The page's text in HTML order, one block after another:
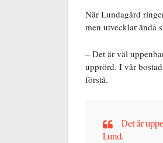
När Lundagård
men utvecklar ändå
– Det är väl
upprörd. I vår
förstå.
Det är
Lund.